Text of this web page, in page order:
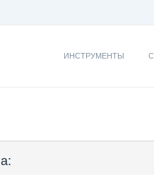
ИНСТРУМЕНТЫ